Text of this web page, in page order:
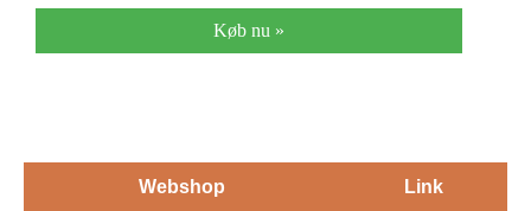
Køb nu »
Webshop Link